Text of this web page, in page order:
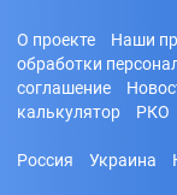
О проекте Наши
обработки
соглашение
калькулятор
РКО
Россия Украина